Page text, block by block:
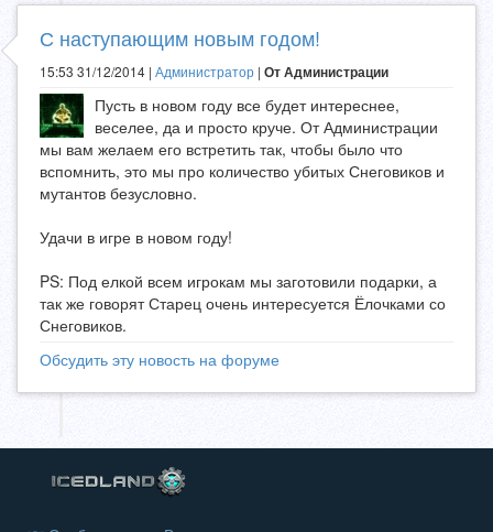
С наступающим новым годом!
15:53 31/12/2014 | Администратор | От Администрации
Пусть в новом году все будет интереснее,
веселее, да и просто круче. От Администрации
мы вам желаем его встретить так, чтобы было что
вспомнить, это мы про количество убитых Снеговиков и
мутантов безусловно.
Удачи в игре в новом году!
PS: Под елкой всем игрокам мы заготовили подарки, а
так же говорят Старец очень интересуется Ёлочками со
Снеговиков.
Обсудить эту новость на форуме